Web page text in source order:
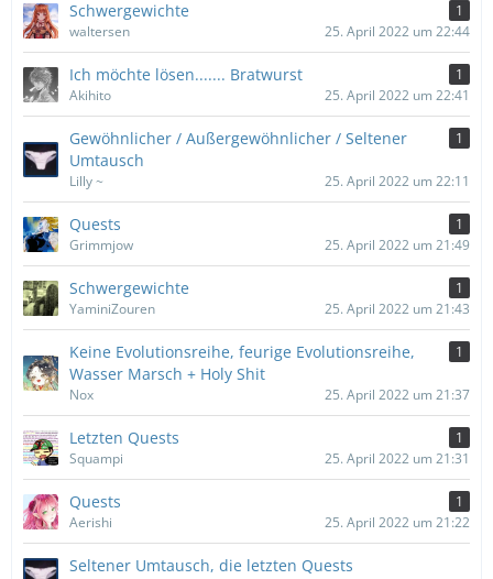
Schwergewichte
1
waltersen
25. April 2022 um 22:44
Ich möchte lösen....... Bratwurst
1
Akihito
25. April 2022 um 22:41
Gewöhnlicher / Außergewöhnlicher / Seltener
Umtausch
1
Lilly ~ 25. April 2022 um 22:11
Quests
1
Grimmjow
25. April 2022 um 21:49
Schwergewichte
1
YaminiZouren
25. April 2022 um 21:43
Keine Evolutionsreihe, feurige Evolutionsreihe,
Wasser Marsch + Holy Shit
1
Nox 25. April 2022 um 21:37
Letzten Quests
1
Squampi
25. April 2022 um 21:31
Quests
1
Aerishi
25. April 2022 um 21:22
Seltener Umtausch, die letzten Quests